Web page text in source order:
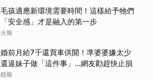
毛孩適應新環境需要時間！這樣給予牠們
「安全感」才是融入的第一步
火報
婚前月給7千還買車供開！準婆婆嫌太少
還逼妹子做「這件事」…網友勸趕快止損
鏡報